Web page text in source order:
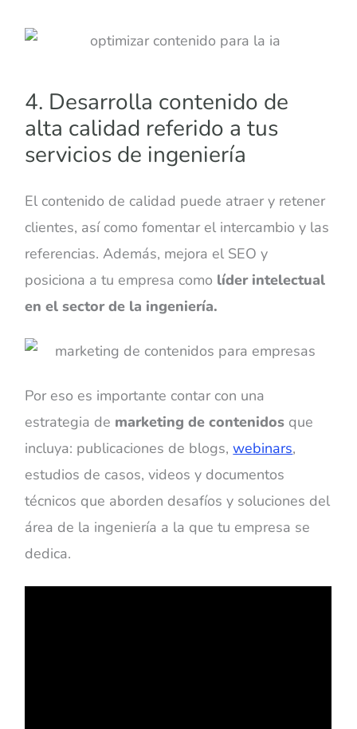
4. Desarrolla contenido de
alta calidad referido a tus
servicios de ingeniería
El contenido de calidad puede atraer y retener
clientes, así como fomentar el intercambio y las
referencias. Además, mejora el SEO y
posiciona a tu empresa como líder intelectual
en el sector de la ingeniería.
Por eso es importante contar con una
estrategia de marketing de contenidos que
incluya: publicaciones de blogs,webinars,
estudios de casos, videos y documentos
técnicos que aborden desafíos y soluciones del
área de la ingeniería a la que tu empresa se
dedica.